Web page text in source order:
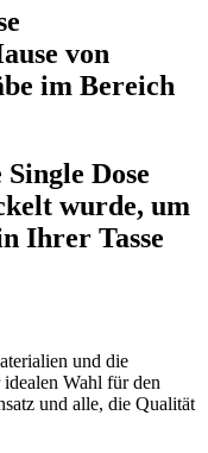
von
im Bereich
Dose
wurde, um
Ihrer Tasse
und die
Wahl für den
und alle, die Qualität